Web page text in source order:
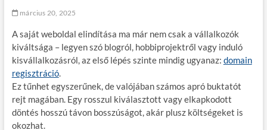
március 20, 2025
A saját weboldal elindítása ma már nem csak a vállalkozók
kiváltsága – legyen szó blogról, hobbiprojektről vagy induló
kisvállalkozásról, az első lépés szinte mindig ugyanaz: domain
regisztráció.
Ez tűnhet egyszerűnek, de valójában számos apró buktatót
rejt magában. Egy rosszul kiválasztott vagy elkapkodott
döntés hosszú távon bosszúságot, akár plusz költségeket is
okozhat.